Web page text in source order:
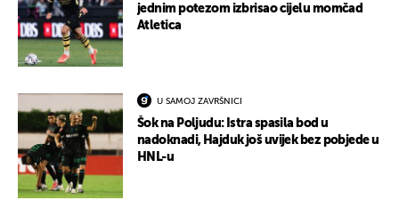
jednim potezom izbrisao cijelu momčad
Atletica
U SAMOJ ZAVRŠNICI
Šok na Poljudu: Istra spasila bod u
nadoknadi, Hajduk još uvijek bez pobjede u
HNL-u